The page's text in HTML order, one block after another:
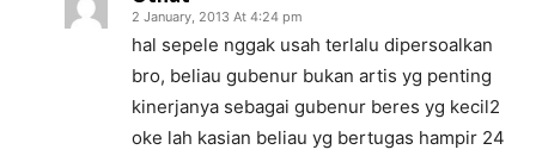
2 January, 2013 At 4:24 pm
hal sepele nggak usah terlalu dipersoalkan
bro, beliau gubenur bukan artis yg penting
kinerjanya sebagai gubenur beres yg kecil2
oke lah kasian beliau yg bertugas hampir 24